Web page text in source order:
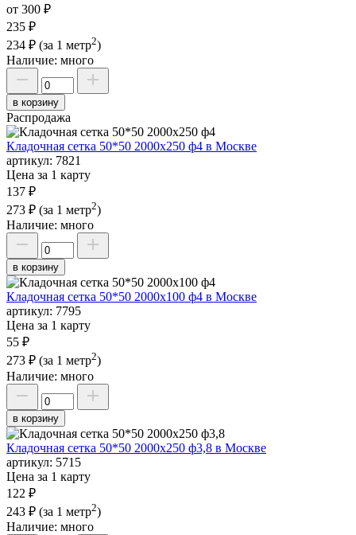
от 300 ₽
235 ₽
234 ₽ (за 1 метр2)
Наличие: много
в корзину
Распродажа
Кладочная сетка 50*50 2000х250 ф4 в Москве
артикул: 7821
Цена за 1 карту
137 ₽
273 ₽ (за 1 метр2)
Наличие: много
в корзину
Кладочная сетка 50*50 2000х100 ф4 в Москве
артикул: 7795
Цена за 1 карту
55 ₽
273 ₽ (за 1 метр2)
Наличие: много
в корзину
Кладочная сетка 50*50 2000х250 ф3,8 в Москве
артикул: 5715
Цена за 1 карту
122 ₽
243 ₽ (за 1 метр2)
Наличие: много